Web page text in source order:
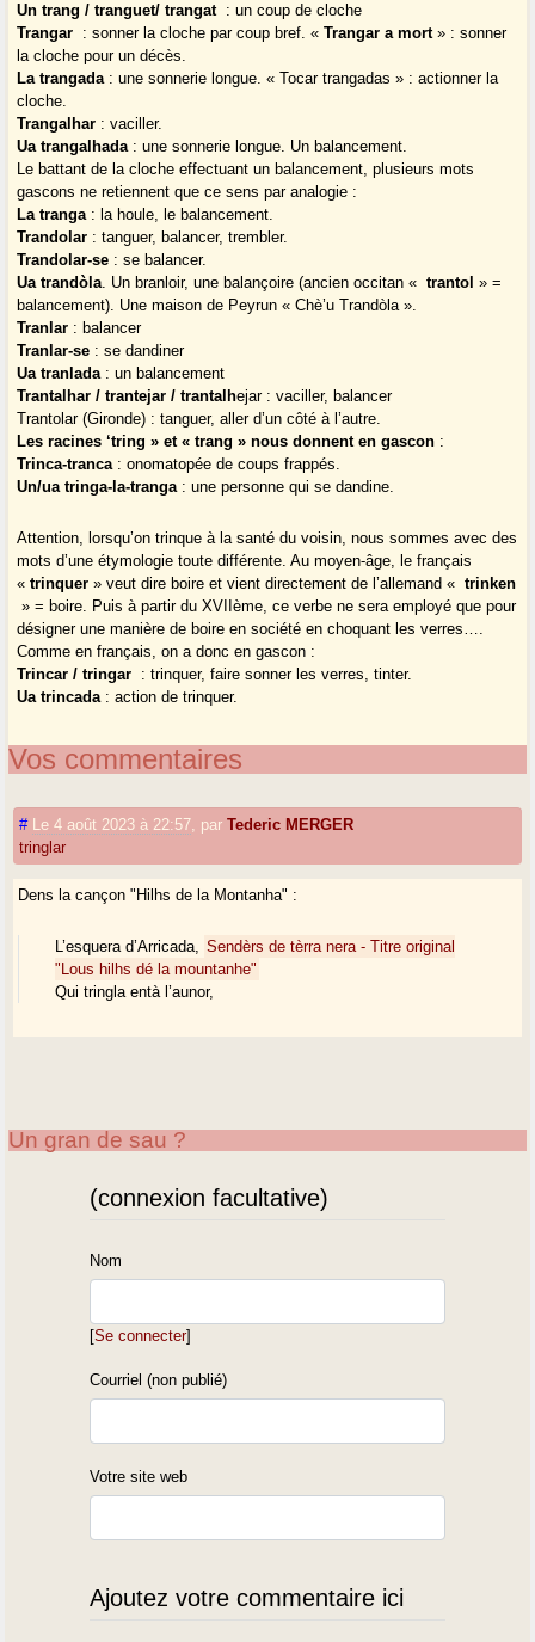
Un trang / tranguet/ trangat : un coup de cloche
Trangar : sonner la cloche par coup bref. «Trangar a mort» : sonner
la cloche pour un décès.
La trangada: une sonnerie longue. « Tocar trangadas » : actionner la
cloche.
Trangalhar : vaciller.
Ua trangalhada: une sonnerie longue. Un balancement.
Le battant de la cloche effectuant un balancement, plusieurs mots
gascons ne retiennent que ce sens par analogie :
La tranga: la houle, le balancement.
Trandolar : tanguer, balancer, trembler.
Trandolar-se : se balancer.
Ua trandòla. Un branloir, une balançoire (ancien occitan « trantol » =
balancement). Une maison de Peyrun « Chè’u Trandòla ».
Tranlar : balancer
Tranlar-se : se dandiner
Ua tranlada: un balancement
Trantalhar / trantejar / trantalhejar : vaciller, balancer
Trantolar (Gironde) : tanguer, aller d’un côté à l’autre.
Les racines ‘tring » et « trang » nous donnent en gascon :
Trinca-tranca: onomatopée de coups frappés.
Un/ua tringa-la-tranga: une personne qui se dandine.
Attention, lorsqu’on trinque à la santé du voisin, nous sommes avec des
mots d’une étymologie toute différente. Au moyen-âge, le français
«trinquer » veut dire boire et vient directement de l’allemand « trinken
» = boire. Puis à partir du XVIIème, ce verbe ne sera employé que pour
désigner une manière de boire en société en choquant les verres….
Comme en français, on a donc en gascon :
Trincar / tringar : trinquer, faire sonner les verres, tinter.
Ua trincada: action de trinquer.
Vos commentaires
# Le 4 août 2023 à 22:57 parTederic MERGER
tringlar
Dens la cançon "Hilhs de la Montanha" :
L’esquera d’Arricada,
Sendèrs de tèrra nera - Titre original
"Lous hilhs dé la mountanhe"
Qui tringla entà l’aunor,
Un gran de sau ?
(connexion facultative)
Nom
[Se connecter]
Courriel (non publié)
Votre site web
Ajoutez votre commentaire ici